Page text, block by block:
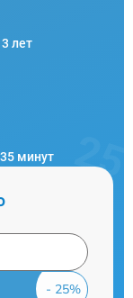
лет
минут